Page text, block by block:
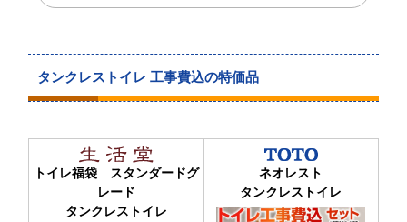
タンクレストイレ 工事費込の特価品
トイレ福袋 スタンダードグ
レード
タンクレストイレ
ネオレスト
タンクレストイレ